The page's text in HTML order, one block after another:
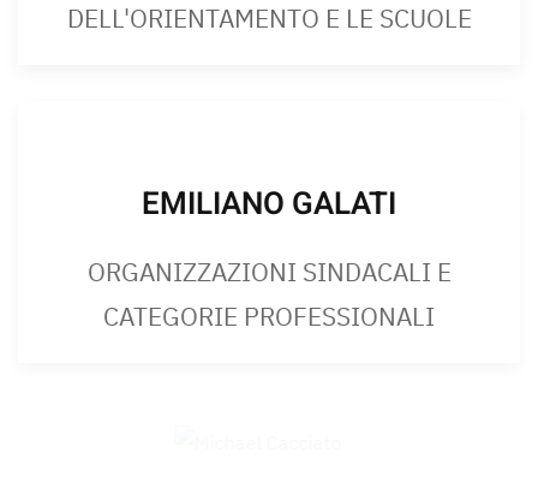
DELL'ORIENTAMENTO E LE SCUOLE
EMILIANO GALATI
ORGANIZZAZIONI SINDACALI E
CATEGORIE PROFESSIONALI